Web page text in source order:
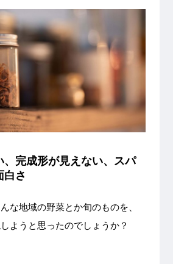
、完成形が見えない、スパ
白さ
な地域の野菜とか旬のものを、
ようと思ったのでしょうか？